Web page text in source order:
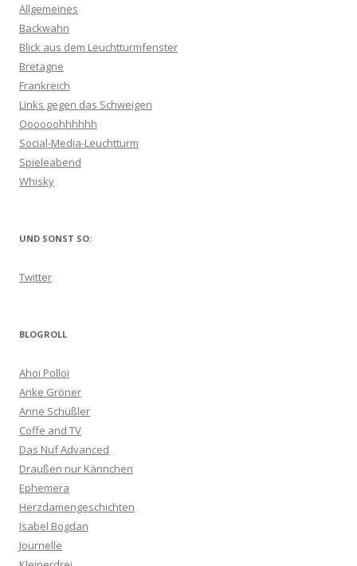
Allgemeines
Backwahn
Blick aus dem Leuchtturmfenster
Bretagne
Frankreich
Links gegen das Schweigen
Oooooohhhhhh
Social-Media-Leuchtturm
Spieleabend
Whisky
UND SONST SO:
Twitter
BLOGROLL
Ahoi Polloi
Anke Gröner
Anne Schüßler
Coffe and TV
Das Nuf Advanced
Draußen nur Kännchen
Ephemera
Herzdamengeschichten
Isabel Bogdan
Journelle